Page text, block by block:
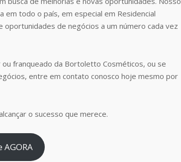
todo o país, em especial em Residencial
oportunidades de negócios a um número cada vez
franqueado da Bortoletto Cosméticos, ou se
entre em contato conosco hoje mesmo por
o sucesso que merece.
AGORA